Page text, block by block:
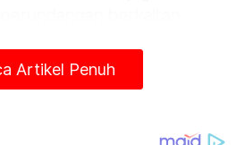
sejajar dengan tadbir
Artikel Penuh